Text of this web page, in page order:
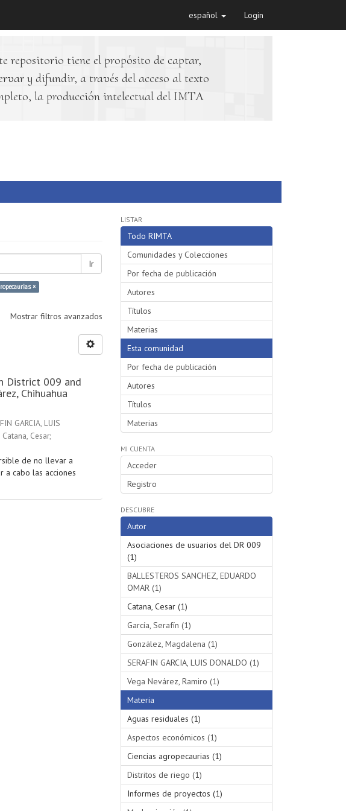
español Login
repositorio tiene el propósito de captar,
y difundir, a través del acceso al texto
la producción intelectual del IMTA
Ir
×
Mostrar filtros avanzados
District 009 and
Chihuahua
GARCIA, LUIS
Catana, Cesar;
de no llevar a
a cabo las acciones
LISTAR
Todo RIMTA
Comunidades y Colecciones
Por fecha de publicación
Autores
Títulos
Materias
Esta comunidad
Por fecha de publicación
Autores
Títulos
Materias
MI CUENTA
Acceder
Registro
DESCUBRE
Autor
Asociaciones de usuarios del DR 009
(1)
BALLESTEROS SANCHEZ, EDUARDO
OMAR (1)
Catana, Cesar (1)
García, Serafín (1)
González, Magdalena (1)
SERAFIN GARCIA, LUIS DONALDO (1)
Vega Nevárez, Ramiro (1)
Materia
Aguas residuales (1)
Aspectos económicos (1)
Ciencias agropecaurias (1)
Distritos de riego (1)
Informes de proyectos (1)